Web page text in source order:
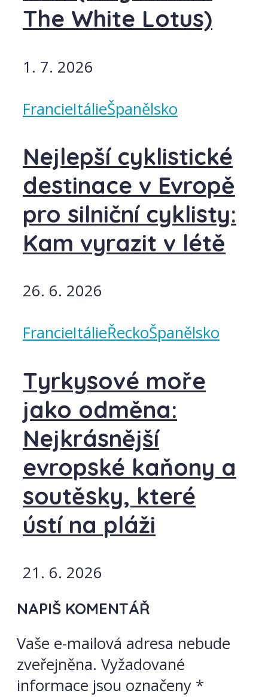
The White Lotus)
1. 7. 2026
FrancieItálieŠpanělsko
Nejlepší cyklistické
destinace v Evropě
pro silniční cyklisty:
Kam vyrazit v létě
26. 6. 2026
FrancieItálieŘeckoŠpanělsko
Tyrkysové moře
jako odměna:
Nejkrásnější
evropské kaňony a
soutěsky, které
ústí na pláži
21. 6. 2026
NAPIŠ KOMENTÁŘ
Vaše e-mailová adresa nebude
zveřejněna. Vyžadované
informace jsou označeny *